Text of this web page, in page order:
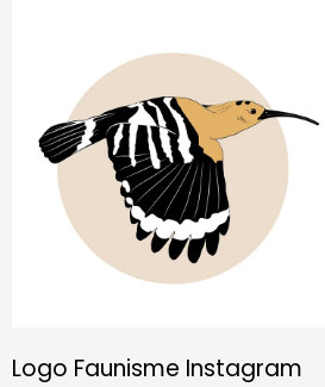
Logo Faunisme Instagram